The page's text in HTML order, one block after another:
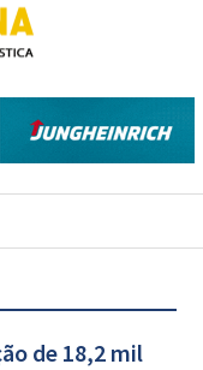
de 18,2 mil